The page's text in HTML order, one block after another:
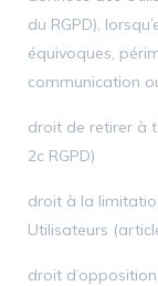
du RGPD),
équivoques,
communication
droit de retirer à
2c RGPD)
droit à la
Utilisateurs
droit